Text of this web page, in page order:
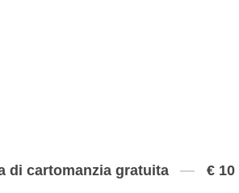
di cartomanzia gratuita € 10